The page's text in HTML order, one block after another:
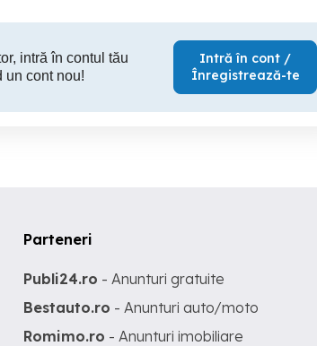
intră în contul tău
un cont nou!
Intră în cont /
Înregistrează-te
Parteneri
Publi24.ro - Anunturi gratuite
Bestauto.ro - Anunturi auto/moto
Romimo.ro - Anunturi imobiliare